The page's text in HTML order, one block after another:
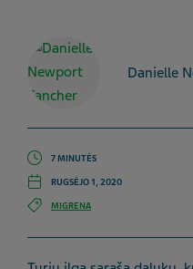
Danielle
7 MINUTĖS
RUGSĖJO 1, 2020
MIGRENA